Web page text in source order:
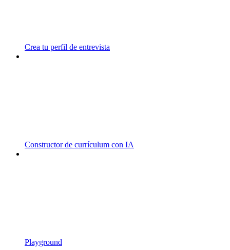
Crea tu perfil de entrevista
Constructor de currículum con IA
Playground